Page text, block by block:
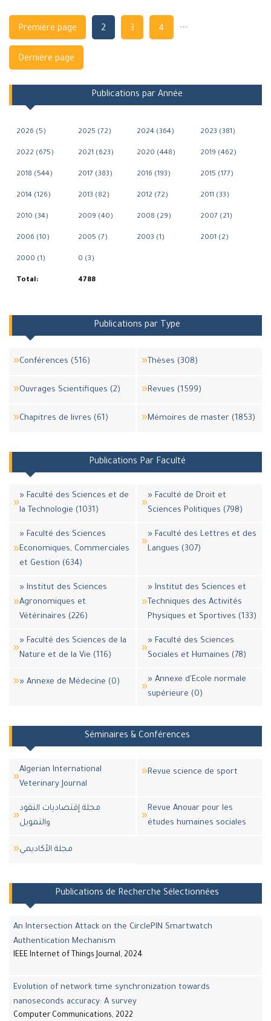
Navigation
Première page 2 3 4 ...
Dernière page
Publications par Année
2026 (5) 2025 (72) 2024 (364) 2023 (381)
2022 (675) 2021 (623) 2020 (448) 2019 (462)
2018 (544) 2017 (383) 2016 (193) 2015 (177)
2014 (126) 2013 (82) 2012 (72) 2011 (33)
2010 (34) 2009 (40) 2008 (29) 2007 (21)
2006 (10) 2005 (7) 2003 (1) 2001 (2)
2000 (1) 0 (3)
Total: 4788
Publications par Type
Conférences (516) Thèses (308)
Ouvrages Scientifiques (2) Revues (1599)
Chapitres de livres (61) Mémoires de master (1853)
Publications Par Faculté
» Faculté des Sciences et de
la Technologie (1031)
» Faculté de Droit et
Sciences Politiques (798)
» Faculté des Sciences
Economiques, Commerciales
et Gestion (634)
» Faculté des Lettres et des
Langues (307)
» Institut des Sciences
Agronomiques et
Vétérinaires (226)
» Institut des Sciences et
Techniques des Activités
Physiques et Sportives (133)
» Faculté des Sciences de la
Nature et de la Vie (116)
» Faculté des Sciences
Sociales et Humaines (78)
» Annexe de Médecine (0)
» Annexe d'Ecole normale
supérieure (0)
Séminaires & Conférences
Algerian International
Veterinary Journal
Revue science de sport
مجلة إقتصاديات النقود
والتمويل
Revue Anouar pour les
études humaines sociales
مجلة اﻷكاديمي
Publications de Recherche Sélectionnées
An Intersection Attack on the CirclePIN Smartwatch
Authentication Mechanism
IEEE Internet of Things Journal, 2024
Evolution of network time synchronization towards
nanoseconds accuracy: A survey
Computer Communications, 2022